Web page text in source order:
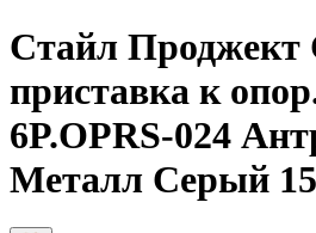
Стайл Проджект
приставка к
6P.OPRS-024
Металл Серый